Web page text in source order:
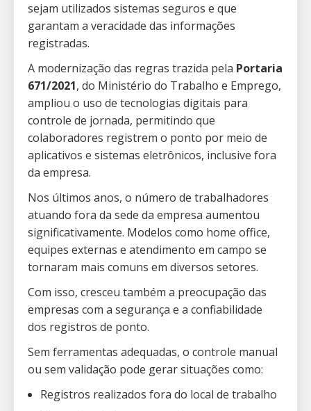
sejam utilizados sistemas seguros e que
garantam a veracidade das informações
registradas.
A modernização das regras trazida pela Portaria
671/2021, do Ministério do Trabalho e Emprego,
ampliou o uso de tecnologias digitais para
controle de jornada, permitindo que
colaboradores registrem o ponto por meio de
aplicativos e sistemas eletrônicos, inclusive fora
da empresa.
Nos últimos anos, o número de trabalhadores
atuando fora da sede da empresa aumentou
significativamente. Modelos como home office,
equipes externas e atendimento em campo se
tornaram mais comuns em diversos setores.
Com isso, cresceu também a preocupação das
empresas com a segurança e a confiabilidade
dos registros de ponto.
Sem ferramentas adequadas, o controle manual
ou sem validação pode gerar situações como:
Registros realizados fora do local de trabalho